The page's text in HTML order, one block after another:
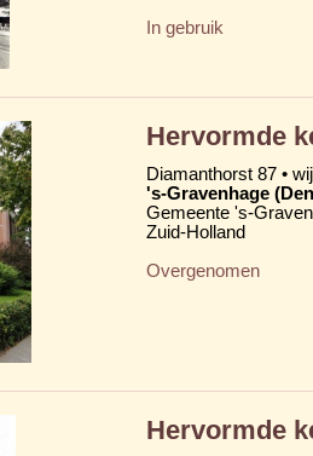
In gebruik
Hervormde
Diamanthorst 87 •
's-Gravenhage
Gemeente 's-
Zuid-Holland
Overgenomen
Hervormde